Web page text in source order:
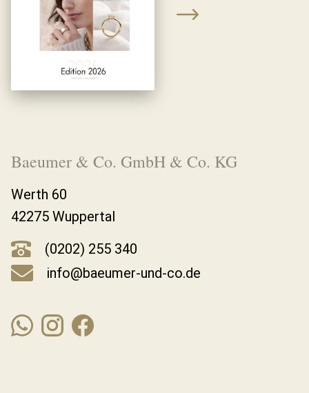
Baeumer & Co. GmbH & Co. KG
Werth 60
42275 Wuppertal
(0202) 255 340
info@baeumer-und-co.de